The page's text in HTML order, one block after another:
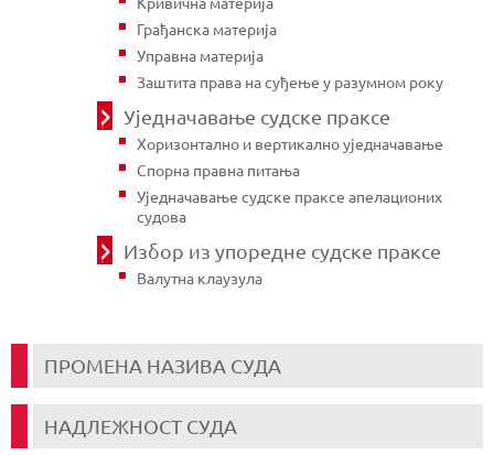
Грађанска материја
Управна материја
Заштита права на суђење у разумном року
Уједначавање судске праксе
Хоризонтално и вертикално уједначавање
Спорна правна питања
Уједначавање судске праксе апелационих
судова
Избор из упоредне судске праксе
Валутна клаузула
ПРОМЕНА НАЗИВА СУДА
НАДЛЕЖНОСТ СУДА